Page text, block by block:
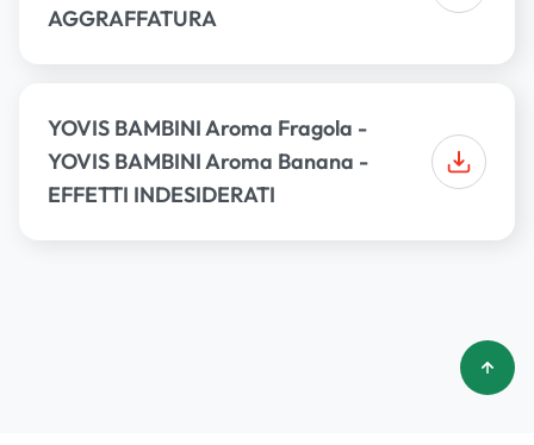
AGGRAFFATURA
YOVIS BAMBINI Aroma Fragola -
YOVIS BAMBINI Aroma Banana -
EFFETTI INDESIDERATI